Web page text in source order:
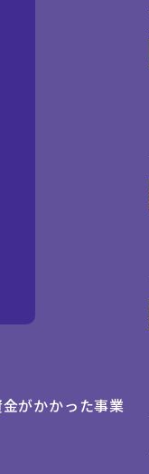
がかかった事業